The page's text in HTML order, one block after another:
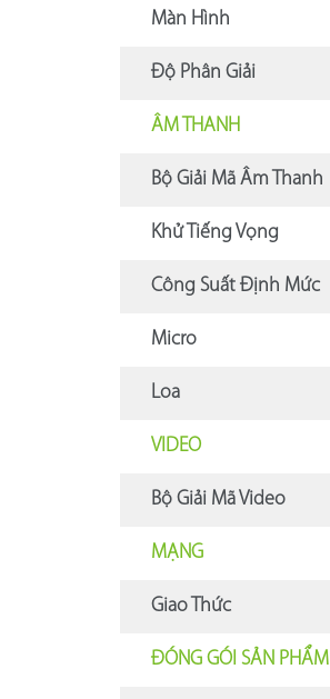
Màn Hình
Độ Phân Giải
ÂM THANH
Bộ Giải Mã Âm Thanh
Khử Tiếng Vọng
Công Suất Định Mức
Micro
Loa
VIDEO
Bộ Giải Mã Video
MẠNG
Giao Thức
ĐÓNG GÓI SẢN PHẨM